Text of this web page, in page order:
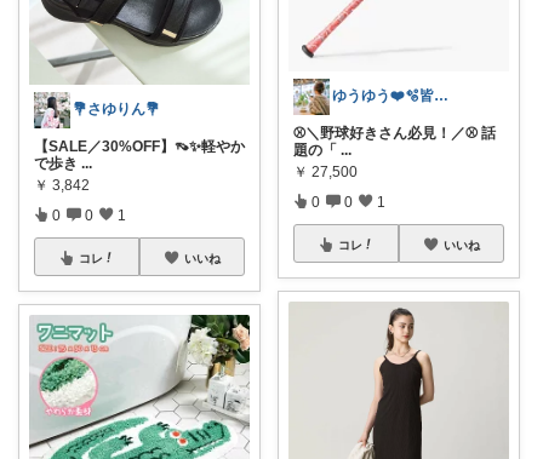
💐さゆりん💐
【SALE／30%OFF】👡✨軽やか
で歩き ...
￥ 3,842
0 0 1
コレ いいね
ゆうゆう❤️🫧皆様に感謝🥺
⚾️＼野球好きさん必見！／⚾️ 話
題の「 ...
￥ 27,500
0 0 1
コレ いいね